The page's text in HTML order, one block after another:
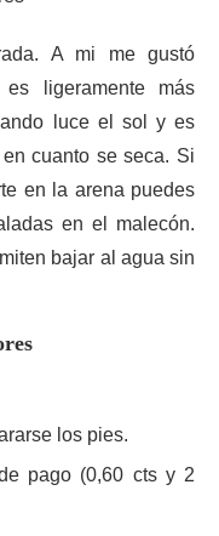
A mi me gustó
ligeramente más
luce el sol y es
cuanto se seca. Si
en la arena puedes
en el malecón.
bajar al agua sin
los pies.
pago (0,60 cts y 2